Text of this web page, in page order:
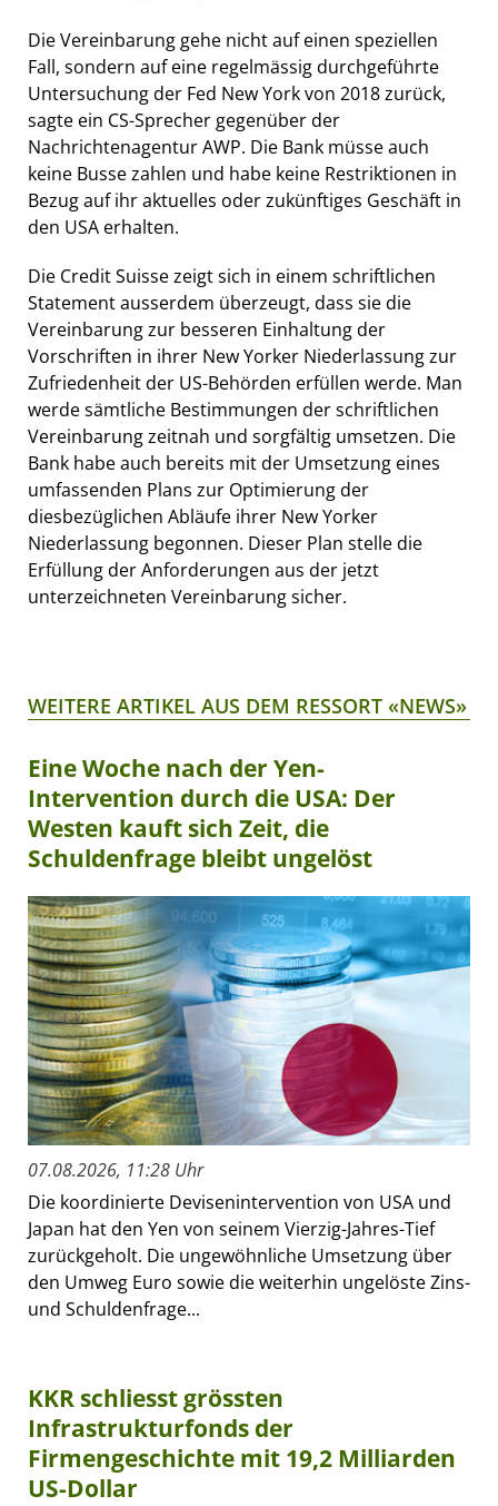
Die Vereinbarung gehe nicht auf einen speziellen
Fall, sondern auf eine regelmässig durchgeführte
Untersuchung der Fed New York von 2018 zurück,
sagte ein CS-Sprecher gegenüber der
Nachrichtenagentur AWP. Die Bank müsse auch
keine Busse zahlen und habe keine Restriktionen in
Bezug auf ihr aktuelles oder zukünftiges Geschäft in
den USA erhalten.
Die Credit Suisse zeigt sich in einem schriftlichen
Statement ausserdem überzeugt, dass sie die
Vereinbarung zur besseren Einhaltung der
Vorschriften in ihrer New Yorker Niederlassung zur
Zufriedenheit der US-Behörden erfüllen werde. Man
werde sämtliche Bestimmungen der schriftlichen
Vereinbarung zeitnah und sorgfältig umsetzen. Die
Bank habe auch bereits mit der Umsetzung eines
umfassenden Plans zur Optimierung der
diesbezüglichen Abläufe ihrer New Yorker
Niederlassung begonnen. Dieser Plan stelle die
Erfüllung der Anforderungen aus der jetzt
unterzeichneten Vereinbarung sicher.
WEITERE ARTIKEL AUS DEM RESSORT «NEWS»
Eine Woche nach der Yen-
Intervention durch die USA: Der
Westen kauft sich Zeit, die
Schuldenfrage bleibt ungelöst
07.08.2026, 11:28 Uhr
Die koordinierte Devisenintervention von USA und
Japan hat den Yen von seinem Vierzig-Jahres-Tief
zurückgeholt. Die ungewöhnliche Umsetzung über
den Umweg Euro sowie die weiterhin ungelöste Zins-
und Schuldenfrage...
KKR schliesst grössten
Infrastrukturfonds der
Firmengeschichte mit 19,2 Milliarden
US-Dollar